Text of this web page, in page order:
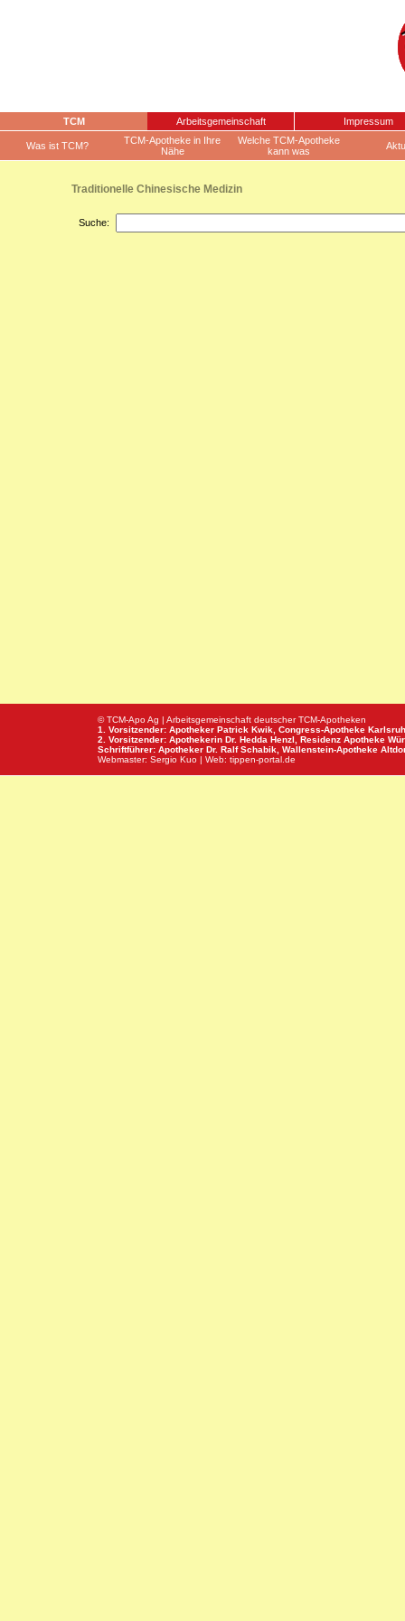
TCM Arbeitsgemeinschaft Impressum
Was ist TCM?
TCM-Apotheke in Ihre
Nähe
Welche TCM-Apotheke
kann was
Traditionelle Chinesische Medizin
Suche:
© TCM-Apo Ag | Arbeitsgemeinschaft deutscher TCM-Apotheken
1. Vorsitzender: Apotheker Patrick Kwik, Congress-Apotheke
2. Vorsitzender: Apothekerin Dr. Hedda Henzl, Residenz Apotheke
Schriftführer: Apotheker Dr. Ralf Schabik, Wallenstein-Apotheke
Webmaster: Sergio Kuo | Web: tippen-portal.de